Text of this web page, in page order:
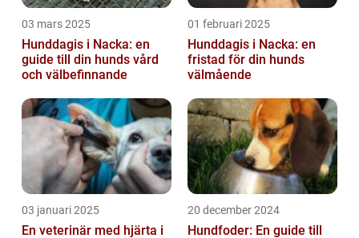
03 mars 2025
Hunddagis i Nacka: en
guide till din hunds vård
och välbefinnande
01 februari 2025
Hunddagis i Nacka: en
fristad för din hunds
välmående
03 januari 2025
En veterinär med hjärta i
20 december 2024
Hundfoder: En guide till